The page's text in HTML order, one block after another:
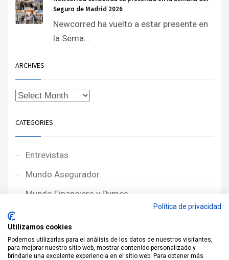
Seguro de Madrid 2026
Newcorred ha vuelto a estar presente en
la Sema...
ARCHIVES
CATEGORIES
Entrevistas
Mundo Asegurador
Mundo Financiero y Pymes
Noticias NewcorRED
Protagonistas
Política de privacidad
Utilizamos cookies
Podemos utilizarlas para el análisis de los datos de nuestros visitantes,
para mejorar nuestro sitio web, mostrar contenido personalizado y
brindarle una excelente experiencia en el sitio web. Para obtener más